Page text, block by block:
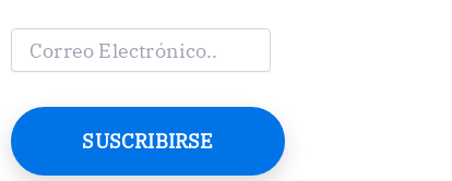
C
e
o
E
SUSCRIBIRSE